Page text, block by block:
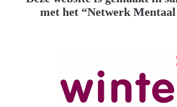
met het “Netwerk